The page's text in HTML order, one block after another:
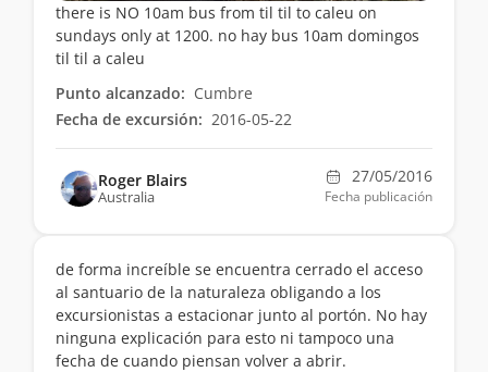
there is NO 10am bus from til til to caleu on
sundays only at 1200. no hay bus 10am domingos
til til a caleu
Punto alcanzado: Cumbre
Fecha de excursión: 2016-05-22
Roger Blairs
Australia
27/05/2016
Fecha publicación
de forma increíble se encuentra cerrado el acceso
al santuario de la naturaleza obligando a los
excursionistas a estacionar junto al portón. No hay
ninguna explicación para esto ni tampoco una
fecha de cuando piensan volver a abrir.